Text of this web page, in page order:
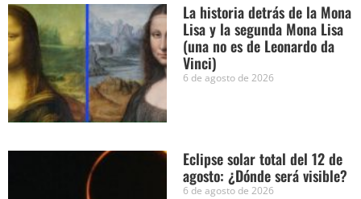
La historia detrás de la Mona
Lisa y la segunda Mona Lisa
(una no es de Leonardo da
Vinci)
6 de agosto de 2026
Eclipse solar total del 12 de
agosto: ¿Dónde será visible?
6 de agosto de 2026